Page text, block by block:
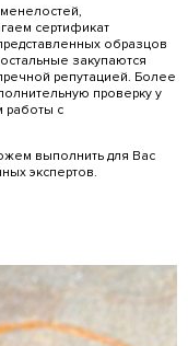
сертификат
образцов
закупаются
репутацией. Более
проверку у
работы с
выполнить для Вас
экспертов.